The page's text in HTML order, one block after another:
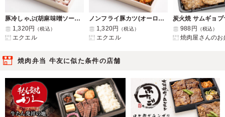
豚冷しゃぶ(胡麻味噌ソース添え)
1,320円
（税込）
エクエル
ノンフライ豚カツ(オーロラタルタルソース添え)
1,320円
（税込）
エクエル
988円 （税込）
焼肉屋さんのお
焼肉弁当 牛友に似た条件の店舗